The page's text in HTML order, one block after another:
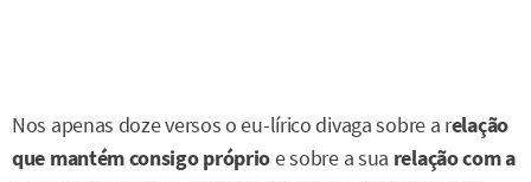
Nos apenas doze versos o eu-lírico divaga sobre a relação
que mantém consigo próprioe sobre a sua relação com a